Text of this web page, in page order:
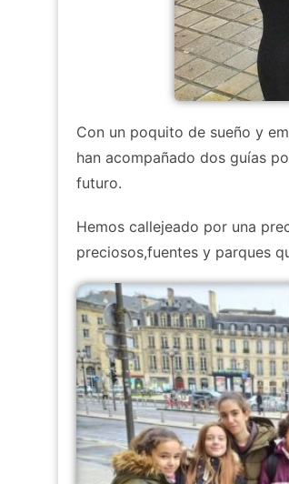
Con un poquito de sueño y
han acompañado dos guías
futuro.
Hemos callejeado por una
preciosos,fuentes y parques